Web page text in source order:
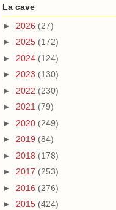
La cave
► 2026 (27)
► 2025 (172)
► 2024 (124)
► 2023 (130)
► 2022 (230)
► 2021 (79)
► 2020 (249)
► 2019 (84)
► 2018 (178)
► 2017 (253)
► 2016 (276)
► 2015 (424)